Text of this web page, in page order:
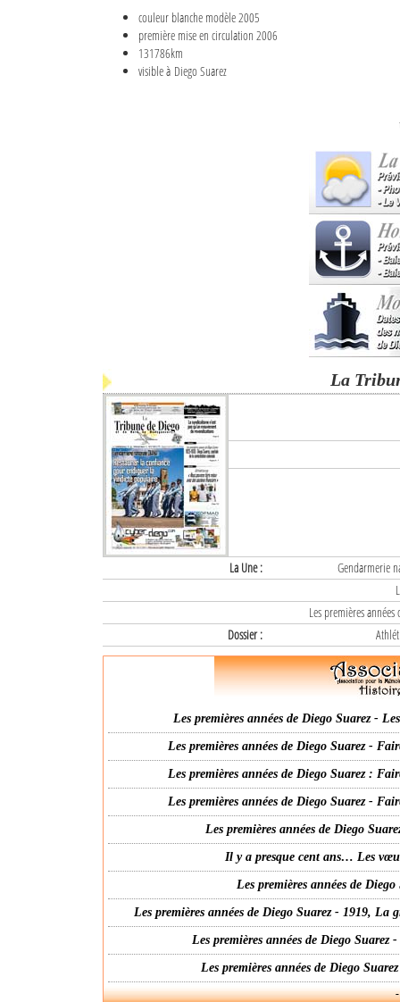
couleur blanche modèle 2005
première mise en circulation 2006
131786km
visible à Diego Suarez
La
La Une :
Gendarmerie
Les premières
Dossier :
Les premières années de Diego Suarez -
Les premières années de Diego Suarez -
Les premières années de Diego Suarez :
Les premières années de Diego Suarez -
Les premières années de Diego
Il y a presque cent ans… Les
Les premières années de
Les premières années de Diego Suarez - 1919,
Les premières années de Diego
Les premières années de Diego